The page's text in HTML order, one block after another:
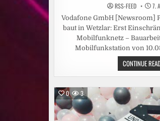
RSS-FEED 7.
Vodafone GmbH [Newsroom]
baut in Wetzlar: Erst
Mobilfunknetz –
Mobilfunkstation von
CONTINUE
0 3